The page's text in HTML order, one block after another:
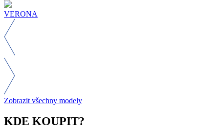
VERONA
Zobrazit všechny modely
KDE KOUPIT?